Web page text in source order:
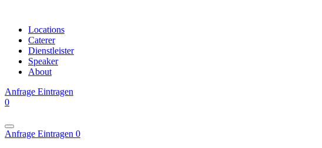
Locations
Caterer
Dienstleister
Speaker
About
Anfrage Eintragen
0
Anfrage Eintragen 0